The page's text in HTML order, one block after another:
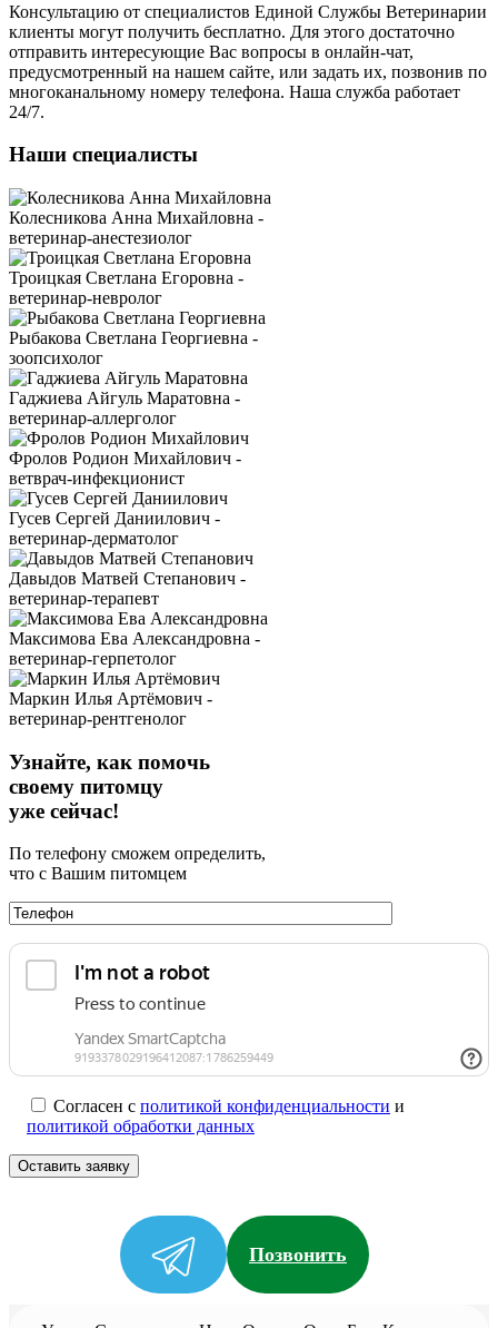
Консультацию от специалистов Единой Службы Ветеринарии
клиенты могут получить бесплатно. Для этого достаточно
отправить интересующие Вас вопросы в онлайн-чат,
предусмотренный на нашем сайте, или задать их, позвонив по
многоканальному номеру телефона. Наша служба работает
24/7.
Наши специалисты
Колесникова Анна Михайловна -
ветеринар-анестезиолог
Троицкая Светлана Егоровна -
ветеринар-невролог
Рыбакова Светлана Георгиевна -
зоопсихолог
Гаджиева Айгуль Маратовна -
ветеринар-аллерголог
Фролов Родион Михайлович -
ветврач-инфекционист
Гусев Сергей Даниилович -
ветеринар-дерматолог
Давыдов Матвей Степанович -
ветеринар-терапевт
Максимова Ева Александровна -
ветеринар-герпетолог
Маркин Илья Артёмович -
ветеринар-рентгенолог
Узнайте, как помочь
своему питомцу
уже сейчас!
По телефону сможем определить,
что с Вашим питомцем
Согласен с политикой конфиденциальности и
политикой обработки данных
Позвонить